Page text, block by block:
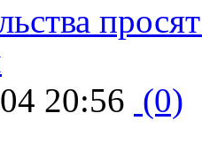
20:56 (0)